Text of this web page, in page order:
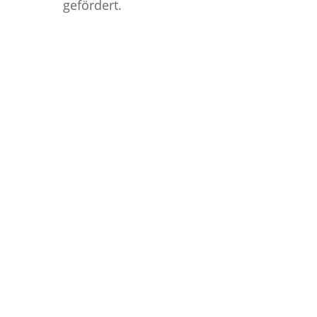
gefördert.